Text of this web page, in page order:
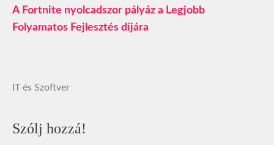
A Fortnite nyolcadszor pályáz a Legjobb
Folyamatos Fejlesztés díjára
IT és Szoftver
Szólj hozzá!